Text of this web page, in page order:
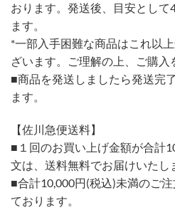
おります。発送後、目安として
ます。
*一部入手困難な商品はこれ以
ざいます。ご理解の上、ご購入
■商品を発送しましたら発送完
ます。
【佐川急便送料】
■１回のお買い上げ金額が合計
文は、送料無料でお届けいたし
■合計10,000円(税込)未満のご
ております。